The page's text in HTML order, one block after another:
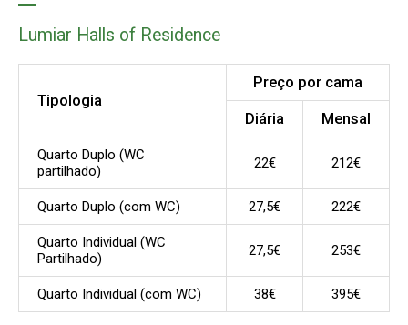
Lumiar Halls of Residence
Tipologia
Preço por cama
Diária Mensal
Quarto Duplo (WC
partilhado)
22€ 212€
Quarto Duplo (com WC) 27,5€ 222€
Quarto Individual (WC
Partilhado)
27,5€ 253€
Quarto Individual (com WC) 38€ 395€